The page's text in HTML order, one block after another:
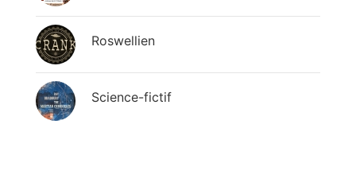
Roswellien
Science-fictif